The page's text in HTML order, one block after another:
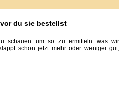
du sie bestellst
schauen um so zu ermitteln was wir
schon jetzt mehr oder weniger gut,